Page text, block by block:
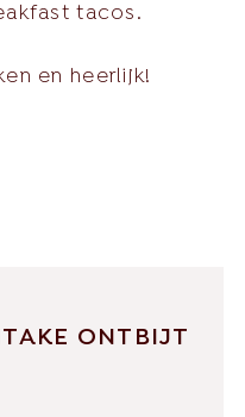
tacos.
en heerlijk!
ONTBIJT